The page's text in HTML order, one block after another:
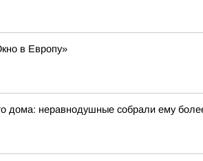
в Европу»
дома: неравнодушные собрали ему